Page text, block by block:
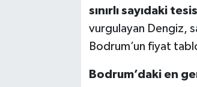
sınırlı sayıdaki
vurgulayan Dengiz,
Bodrum’un fiyat
Bodrum’daki en